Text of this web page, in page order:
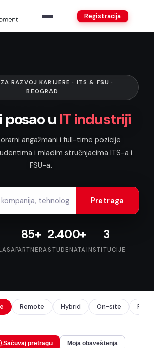
Registracija
RAZVOJ KARIJERE · ITS & FSU ·
BEOGRAD
posao u IT industriji
angažmani i full-time pozicije
i mladim stručnjacima ITS-a i
FSU-a.
Pretraga
85+
PARTNERA
2.400+
STUDENATA
3
INSTITUCIJE
Remote Hybrid On-site
Sačuvaj pretragu Moja obaveštenja